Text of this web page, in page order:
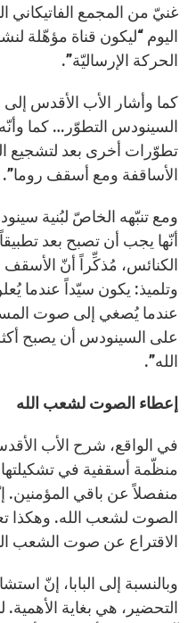
غنيّ من المجمع الفاتيكاني
اليوم “ليكون قناة مؤهّلة
الحركة الإرساليّة”.
كما وأشار الأب الأقدس إلى
السينودس التطوّر… كما
تطوّرات أخرى بعد لتشجيع
الأساقفة ومع أسقف روما”.
ومع تنبّهه الخاصّ لبُنية
أنّها يجب أن تصبح بعد
الكنائس، مُذكِّراً أنّ
وتلميذ: يكون سيّداً عندما
عندما يُصغي إلى صوت
على السينودس أن يصبح
الله”.
إعطاء الصوت لشعب الله
في الواقع، شرح الأب
منظّمة أسقفية في
منفصلاً عن باقي المؤمنين.
الصوت لشعب الله. وهكذا
الاقتراع عن صوت الشعب
وبالنسبة إلى البابا، إنّ
التحضير، هي بغاية